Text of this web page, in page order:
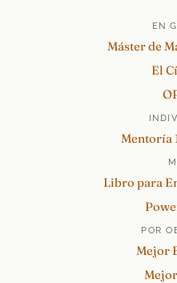
EN
Máster de
El
Mentoría
Libro para
POR
Mejor